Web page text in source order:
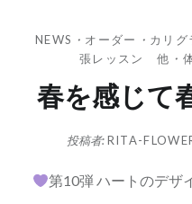
NEWS ・ オーダー ・ カリグ
張レッスン 他 ・
春を感じて
投稿者:RITA-
第10弾 ハートのデザ